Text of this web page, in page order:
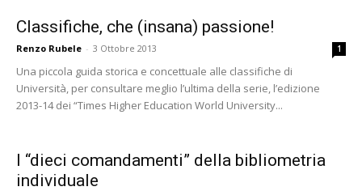
Classifiche, che (insana) passione!
Renzo Rubele - 3 Ottobre 2013 1
Una piccola guida storica e concettuale alle classifiche di
Università, per consultare meglio l’ultima della serie, l’edizione
2013-14 dei “Times Higher Education World University...
I “dieci comandamenti” della bibliometria
individuale